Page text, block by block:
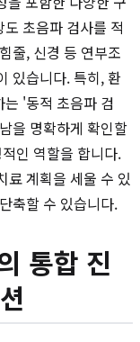
초음파 검사를 적
줄, 신경 등 연부조
있습니다. 특히, 환
'동적 초음파 검
을 명확하게 확인할
인 역할을 합니다.
료 계획을 세울 수 있
축할 수 있습니다.
통합 진